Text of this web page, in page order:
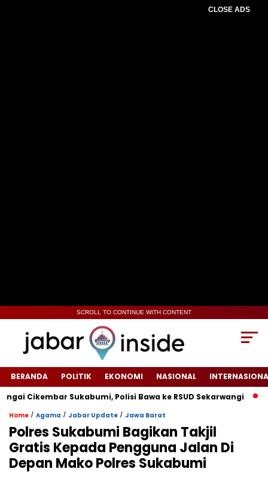
CLOSE ADS
SCROLL TO CONTINUE WITH CONTENT
BERANDA POLITIK EKONOMI NASIONAL
Sukabumi, Polisi Bawa ke RSUD Sekarwangi‎
Home / Agama / Jabar Update / Jawa Barat
Polres Sukabumi Bagikan Takjil
Gratis Kepada Pengguna Jalan Di
Depan Mako Polres Sukabumi